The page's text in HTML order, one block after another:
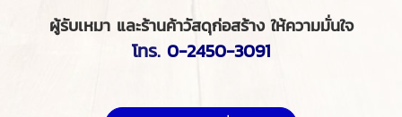
ผู้รับเหมา และร้านค้าวัสดุก่อสร้าง ให้ความมั่นใจ
โทร. 0-2450-3091